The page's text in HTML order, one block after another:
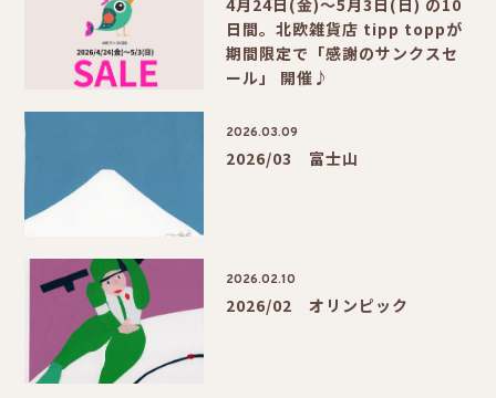
日間。北欧雑貨店 tipp toppが
期間限定で「感謝のサンクスセ
ール」 開催♪
2026.03.09
2026/03 富士山
2026.02.10
2026/02 オリンピック